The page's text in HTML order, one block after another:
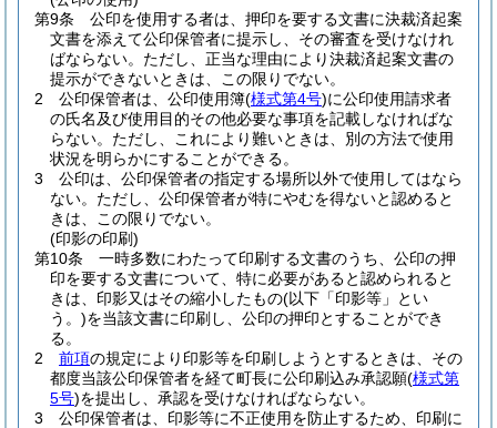
第9条
公印を使用する者は、押印を要する文書に決裁済起案
文書を添えて公印保管者に提示し、その審査を受けなけれ
ばならない。 ただし、正当な理由により決裁済起案文書の
提示ができないときは、この限りでない。
2
公印保管者は、公印使用簿(様式第4号)に公印使用請求者
の氏名及び使用目的その他必要な事項を記載しなければな
らない。 ただし、これにより難いときは、別の方法で使用
状況を明らかにすることができる。
3
公印は、公印保管者の指定する場所以外で使用してはなら
ない。 ただし、公印保管者が特にやむを得ないと認めると
きは、この限りでない。
(印影の印刷)
第10条
一時多数にわたって印刷する文書のうち、公印の押
印を要する文書について、特に必要があると認められると
きは、印影又はその縮小したもの(以下「印影等」とい
う。)を当該文書に印刷し、公印の押印とすることができ
る。
2
前項の規定により印影等を印刷しようとするときは、その
都度当該公印保管者を経て町長に公印刷込み承認願(様式第
5号)を提出し、承認を受けなければならない。
3
公印保管者は、印影等に不正使用を防止するため、印刷に